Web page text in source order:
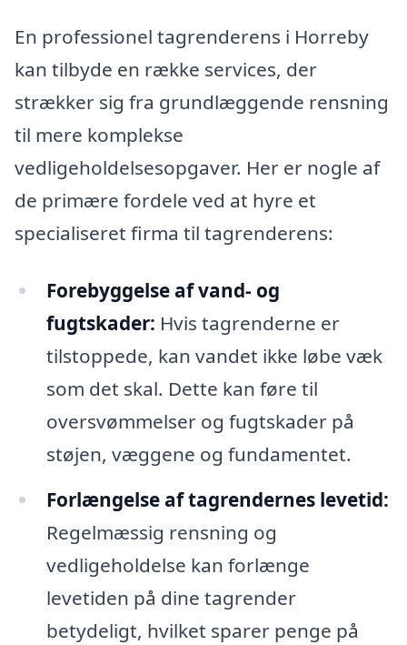
En professionel tagrenderens i Horreby
kan tilbyde en række services, der
strækker sig fra grundlæggende rensning
til mere komplekse
vedligeholdelsesopgaver. Her er nogle af
de primære fordele ved at hyre et
specialiseret firma til tagrenderens:
Forebyggelse af vand- og
fugtskader: Hvis tagrenderne er
tilstoppede, kan vandet ikke løbe væk
som det skal. Dette kan føre til
oversvømmelser og fugtskader på
støjen, væggene og fundamentet.
Forlængelse af tagrendernes levetid:
Regelmæssig rensning og
vedligeholdelse kan forlænge
levetiden på dine tagrender
betydeligt, hvilket sparer penge på